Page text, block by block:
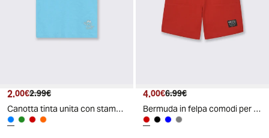
Prezzo attuale
2.00€ Prezzo originale
2.99€
Canotta tinta unita con stampa e costina - Azzurro
Prezzo attuale
4.00€ Prezzo originale
6.99€
Bermuda in felpa comodi per il tempo libero - Rosso